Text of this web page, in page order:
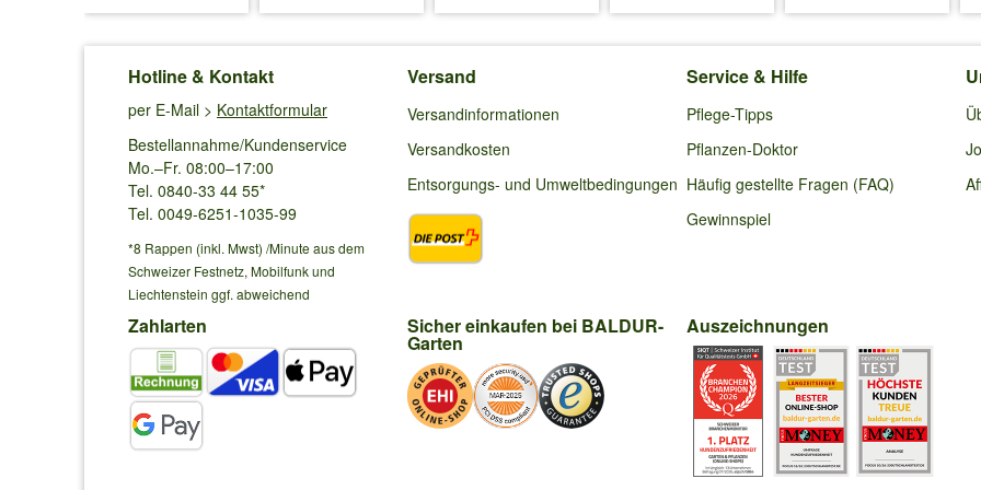
Hotline & Kontakt
per E-Mail > Kontaktformular
Bestellannahme/Kundenservice
Mo.–Fr. 08:00–17:00
Tel. 0840-33 44 55*
Tel. 0049-6251-1035-99
*8 Rappen (inkl. Mwst) /Minute aus dem
Schweizer Festnetz, Mobilfunk und
Liechtenstein ggf. abweichend
Versand
Versandinformationen
Versandkosten
Entsorgungs- und Umweltbedingungen
Service & Hilfe
Pflege-Tipps
Pflanzen-Doktor
Häufig gestellte Fragen (FAQ)
Gewinnspiel
Zahlarten Sicher einkaufen bei BALDUR-
Garten
Auszeichnungen